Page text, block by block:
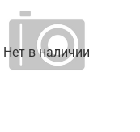
Нет в наличии